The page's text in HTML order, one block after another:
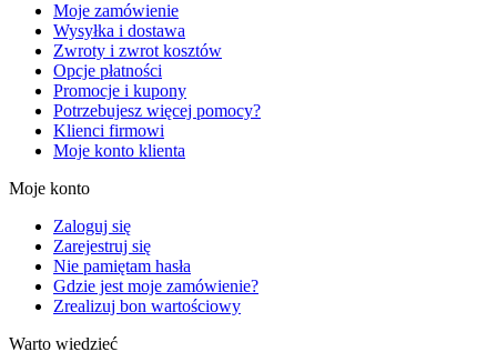
Moje zamówienie
Wysyłka i dostawa
Zwroty i zwrot kosztów
Opcje płatności
Promocje i kupony
Potrzebujesz więcej pomocy?
Klienci firmowi
Moje konto klienta
Moje konto
Zaloguj się
Zarejestruj się
Nie pamiętam hasła
Gdzie jest moje zamówienie?
Zrealizuj bon wartościowy
Warto wiedzieć